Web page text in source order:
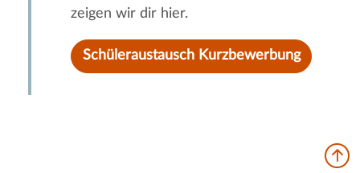
zeigen wir dir hier.
Schüleraustausch Kurzbewerbung